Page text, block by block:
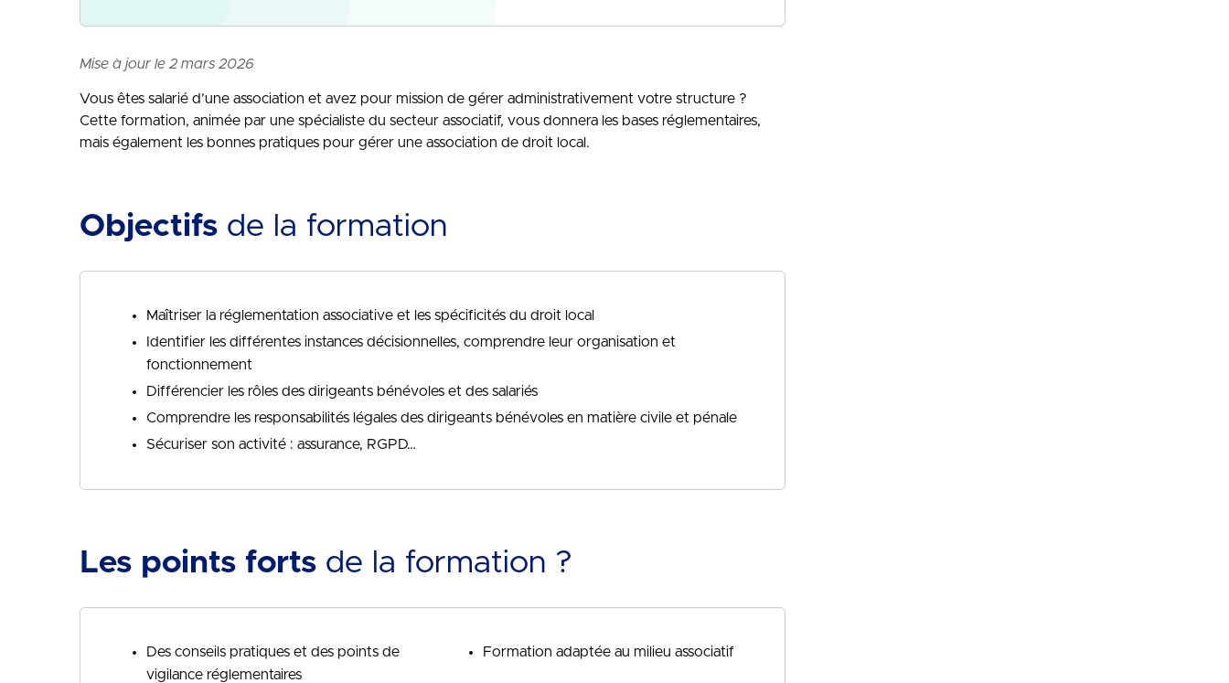
Mise à jour le 2 mars 2026
Vous êtes salarié d’une association et avez pour mission de gérer administrativement votre structure ?
Cette formation, animée par une spécialiste du secteur associatif, vous donnera les bases réglementaires,
mais également les bonnes pratiques pour gérer une association de droit local.
Objectifs de la formation
Maîtriser la réglementation associative et les spécificités du droit local
Identifier les différentes instances décisionnelles, comprendre leur organisation et
fonctionnement
Différencier les rôles des dirigeants bénévoles et des salariés
Comprendre les responsabilités légales des dirigeants bénévoles en matière civile et pénale
Sécuriser son activité : assurance, RGPD…
Les points forts de la formation ?
Des conseils pratiques et des points de
vigilance réglementaires
Formation adaptée au milieu associatif